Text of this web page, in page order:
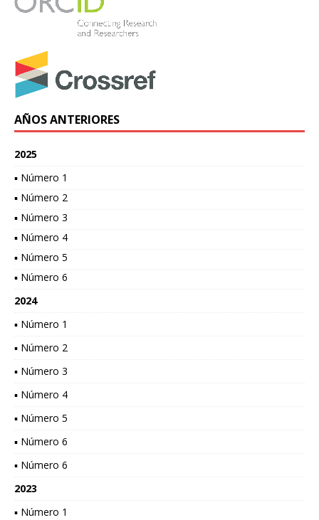
AÑOS ANTERIORES
2025
▪ Número 1
▪ Número 2
▪ Número 3
▪ Número 4
▪ Número 5
▪ Número 6
2024
▪ Número 1
▪ Número 2
▪ Número 3
▪ Número 4
▪ Número 5
▪ Número 6
▪ Número 6
2023
▪ Número 1